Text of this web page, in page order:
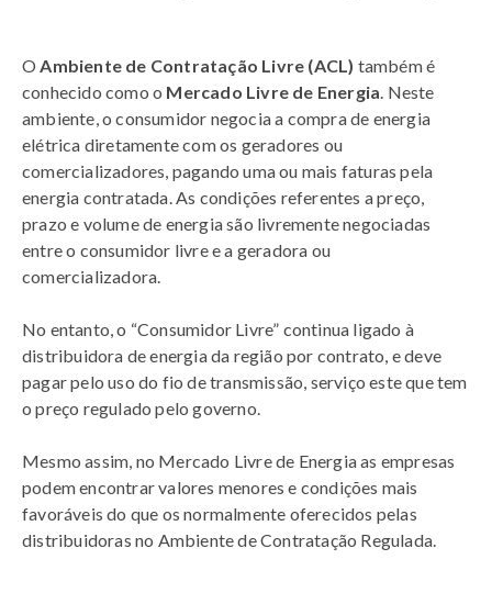
OAmbiente de Contratação Livre (ACL) também é
conhecido como o Mercado Livre de Energia. Neste
ambiente, o consumidor negocia a compra de energia
elétrica diretamente com os geradores ou
comercializadores, pagando uma ou mais faturas pela
energia contratada. As condições referentes a preço,
prazo e volume de energia são livremente negociadas
entre o consumidor livre e a geradora ou
comercializadora.
No entanto, o “Consumidor Livre” continua ligado à
distribuidora de energia da região por contrato, e deve
pagar pelo uso do fio de transmissão, serviço este que tem
o preço regulado pelo governo.
Mesmo assim, no Mercado Livre de Energia as empresas
podem encontrar valores menores e condições mais
favoráveis do que os normalmente oferecidos pelas
distribuidoras no Ambiente de Contratação Regulada.